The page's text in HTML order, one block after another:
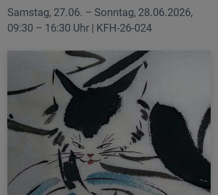
Samstag, 27.06. – Sonntag, 28.06.2026,
09:30 – 16:30 Uhr | KFH-26-024